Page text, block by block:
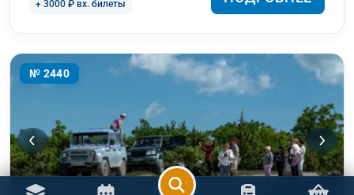
+ 3000 ₽ вх. билеты
№ 2440